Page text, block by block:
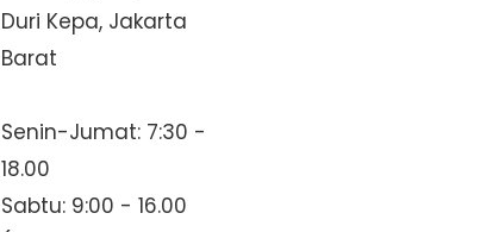
Duri Kepa, Jakarta
Barat
Senin-Jumat: 7:30 -
18.00
Sabtu: 9:00 - 16.00